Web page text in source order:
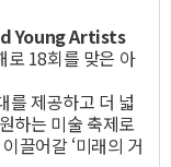
Young Artists
로 18회를 맞은 아
를 제공하고 더 넓
하는 미술 축제로
끌어갈 ‘미래의 거